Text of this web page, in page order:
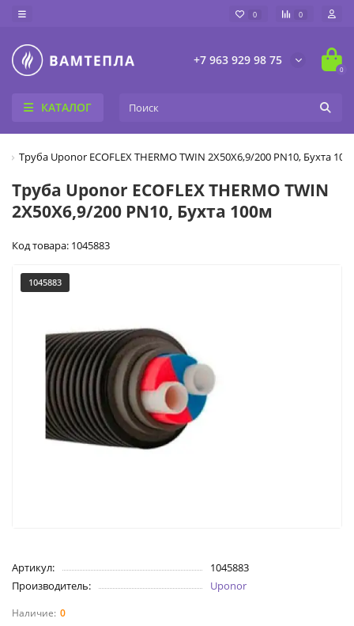
0 0
+7 963 929 98 75
0
КАТАЛОГ
Труба Uponor ECOFLEX THERMO TWIN 2X50X6,9/200 PN10, Бухта
Труба Uponor ECOFLEX THERMO TWIN
2X50X6,9/200 PN10, Бухта 100м
Код товара: 1045883
1045883
Артикул:
1045883
Производитель:
Uponor
0